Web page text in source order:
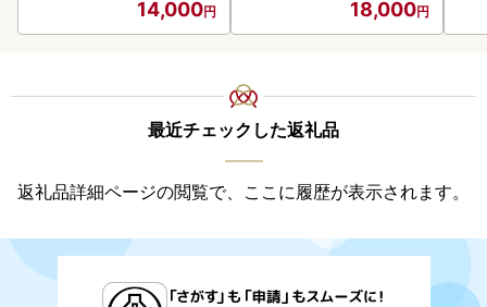
14,000 18,000
最近チェックした返礼品
返礼品詳細ページの閲覧で、ここに履歴が表示されます。